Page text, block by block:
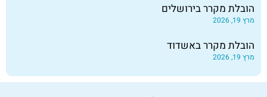
הובלת מקרר בירושלים
מרץ 19, 2026
הובלת מקרר באשדוד
מרץ 19, 2026